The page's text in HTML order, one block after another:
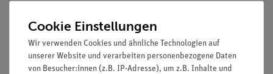
Versandkostenfrei ab 300,- €
Cookie Einstellungen
Wir verwenden Cookies und ähnliche Technologien auf
unserer Website und verarbeiten personenbezogene Daten
von Besucher:innen (z.B. IP-Adresse), um z.B. Inhalte und